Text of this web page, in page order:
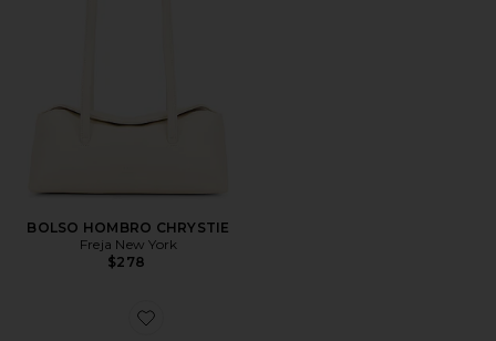
BOLSO HOMBRO CHRYSTIE
Freja New York
$278
Favorite BOLSA MINI CHRYSTIE